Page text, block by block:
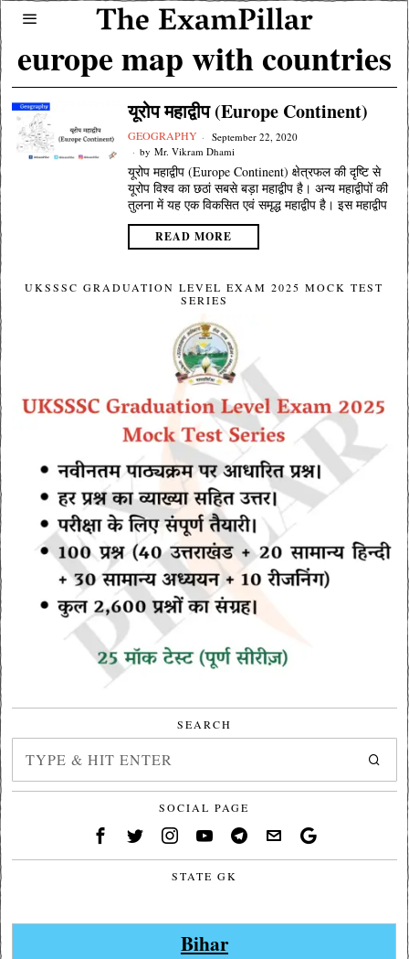
europe map with countries
यूरोप महाद्वीप (Europe Continent)
GEOGRAPHY
September 22, 2020
by Mr. Vikram Dhami
यूरोप महाद्वीप (Europe Continent) क्षेत्रफल की दृष्टि से
यूरोप विश्व का छठां सबसे बड़ा महाद्वीप है। अन्य महाद्वीपों की
तुलना में यह एक विकसित एवं समृद्ध महाद्वीप है। इस महाद्वीप
READ MORE
UKSSSC GRADUATION LEVEL EXAM 2025 MOCK TEST
SERIES
SEARCH
SOCIAL PAGE
STATE GK
Bihar